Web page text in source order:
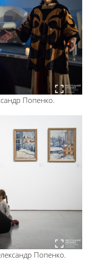
Попенко.
Попенко.